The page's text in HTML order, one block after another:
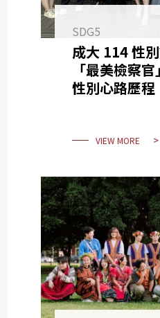
SDG5
成大 114 性
「最美檢察
性別心路歷程
VIEW MORE